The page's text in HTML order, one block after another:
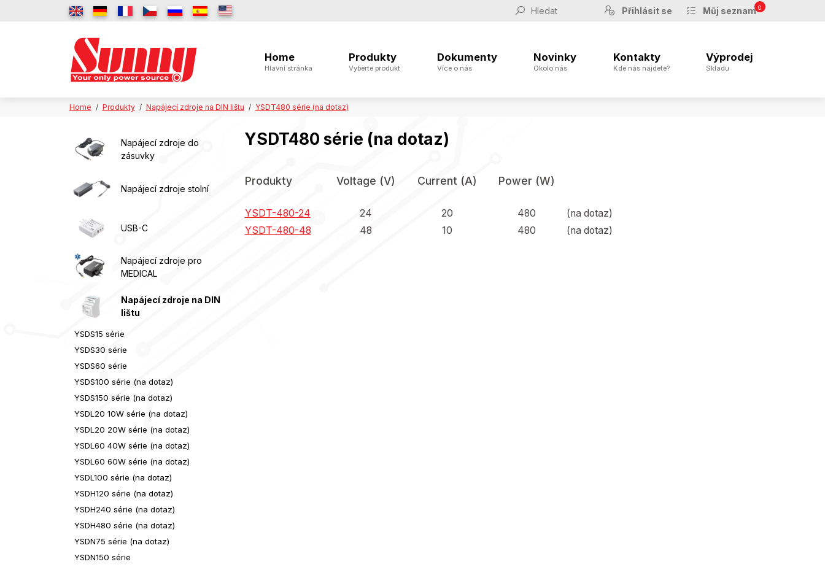
Přihlásit se Můj seznam 0
Home
Hlavní stránka
Produkty
Vyberte produkt
Dokumenty
Více o nás
Novinky
Okolo nás
Kontakty
Kde nás najdete?
Výprodej
Skladu
Home Produkty Napájecí zdroje na DIN lištu YSDT480 série (na dotaz)
Napájecí zdroje do
zásuvky
Napájecí zdroje stolní
USB-C
Napájecí zdroje pro
MEDICAL
Napájecí zdroje na DIN
lištu
YSDS15 série
YSDS30 série
YSDS60 série
YSDS100 série (na dotaz)
YSDS150 série (na dotaz)
YSDL20 10W série (na dotaz)
YSDL20 20W série (na dotaz)
YSDL60 40W série (na dotaz)
YSDL60 60W série (na dotaz)
YSDL100 série (na dotaz)
YSDH120 série (na dotaz)
YSDH240 série (na dotaz)
YSDH480 série (na dotaz)
YSDN75 série (na dotaz)
YSDN150 série
YSDT480 série (na dotaz)
Produkty Voltage (V) Current (A) Power (W)
YSDT-480-24 24 20 480
(na dotaz)
YSDT-480-48
48 10 480 (na dotaz)